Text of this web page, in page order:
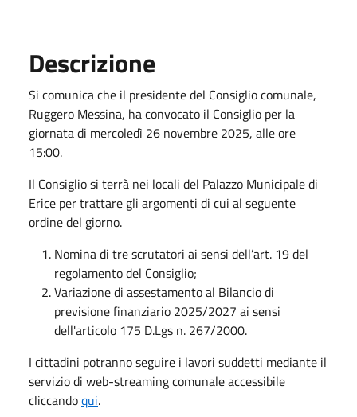
Descrizione
Si comunica che il presidente del Consiglio comunale,
Ruggero Messina, ha convocato il Consiglio per la
giornata di mercoledì 26 novembre 2025, alle ore
15:00.
Il Consiglio si terrà nei locali del Palazzo Municipale di
Erice per trattare gli argomenti di cui al seguente
ordine del giorno.
Nomina di tre scrutatori ai sensi dell’art. 19 del
regolamento del Consiglio;
Variazione di assestamento al Bilancio di
previsione finanziario 2025/2027 ai sensi
dell'articolo 175 D.Lgs n. 267/2000.
I cittadini potranno seguire i lavori suddetti mediante il
servizio di web-streaming comunale accessibile
cliccandoqui.